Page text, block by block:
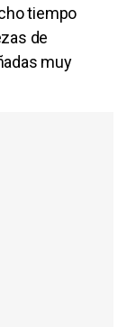
tiempo
de
muy